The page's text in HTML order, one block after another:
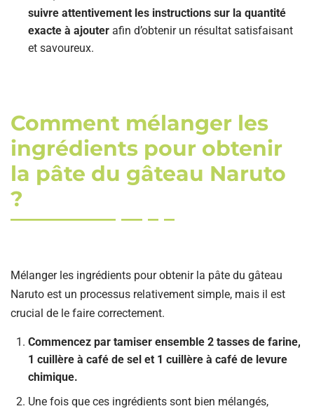
suivre attentivement les instructions sur la quantité
exacte à ajouter afin d’obtenir un résultat satisfaisant
et savoureux.
Comment mélanger les
ingrédients pour obtenir
la pâte du gâteau Naruto
?
Mélanger les ingrédients pour obtenir la pâte du gâteau
Naruto est un processus relativement simple, mais il est
crucial de le faire correctement.
Commencez par tamiser ensemble 2 tasses de farine,
1 cuillère à café de sel et 1 cuillère à café de levure
chimique.
Une fois que ces ingrédients sont bien mélangés,